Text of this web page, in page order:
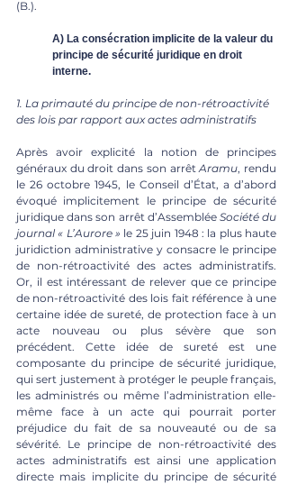
(B.).
A) La consécration implicite de la valeur du
principe de sécurité juridique en droit
interne.
1. La primauté du principe de non-rétroactivité
des lois par rapport aux actes administratifs
Après avoir explicité la notion de principes
généraux du droit dans son arrêt Aramu, rendu
le 26 octobre 1945, le Conseil d’État, a d’abord
évoqué implicitement le principe de sécurité
juridique dans son arrêt d’Assemblée Société du
journal « L’Aurore » le 25 juin 1948 : la plus haute
juridiction administrative y consacre le principe
de non-rétroactivité des actes administratifs.
Or, il est intéressant de relever que ce principe
de non-rétroactivité des lois fait référence à une
certaine idée de sureté, de protection face à un
acte nouveau ou plus sévère que son
précédent. Cette idée de sureté est une
composante du principe de sécurité juridique,
qui sert justement à protéger le peuple français,
les administrés ou même l’administration elle-
même face à un acte qui pourrait porter
préjudice du fait de sa nouveauté ou de sa
sévérité. Le principe de non-rétroactivité des
actes administratifs est ainsi une application
directe mais implicite du principe de sécurité